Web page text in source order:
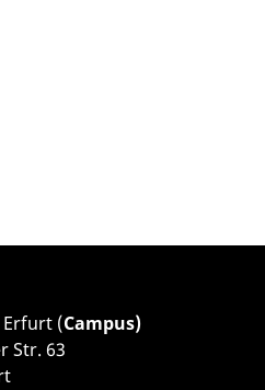
(Campus)
Str. 63